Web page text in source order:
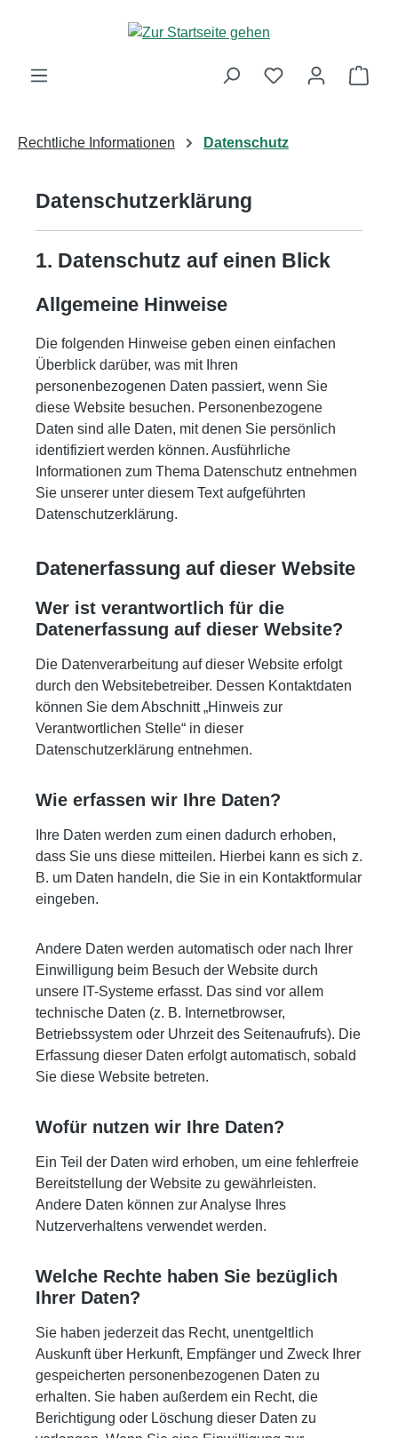
Zum Hauptinhalt springen
Rechtliche Informationen Datenschutz
Datenschutz­erklärung
1. Datenschutz auf einen Blick
Allgemeine Hinweise
Die folgenden Hinweise geben einen einfachen
Überblick darüber, was mit Ihren
personenbezogenen Daten passiert, wenn Sie
diese Website besuchen. Personenbezogene
Daten sind alle Daten, mit denen Sie persönlich
identifiziert werden können. Ausführliche
Informationen zum Thema Datenschutz entnehmen
Sie unserer unter diesem Text aufgeführten
Datenschutzerklärung.
Datenerfassung auf dieser Website
Wer ist verantwortlich für die
Datenerfassung auf dieser Website?
Die Datenverarbeitung auf dieser Website erfolgt
durch den Websitebetreiber. Dessen Kontaktdaten
können Sie dem Abschnitt „Hinweis zur
Verantwortlichen Stelle“ in dieser
Datenschutzerklärung entnehmen.
Wie erfassen wir Ihre Daten?
Ihre Daten werden zum einen dadurch erhoben,
dass Sie uns diese mitteilen. Hierbei kann es sich z.
B. um Daten handeln, die Sie in ein Kontaktformular
eingeben.
Andere Daten werden automatisch oder nach Ihrer
Einwilligung beim Besuch der Website durch
unsere IT-Systeme erfasst. Das sind vor allem
technische Daten (z. B. Internetbrowser,
Betriebssystem oder Uhrzeit des Seitenaufrufs). Die
Erfassung dieser Daten erfolgt automatisch, sobald
Sie diese Website betreten.
Wofür nutzen wir Ihre Daten?
Ein Teil der Daten wird erhoben, um eine fehlerfreie
Bereitstellung der Website zu gewährleisten.
Andere Daten können zur Analyse Ihres
Nutzerverhaltens verwendet werden.
Welche Rechte haben Sie bezüglich
Ihrer Daten?
Sie haben jederzeit das Recht, unentgeltlich
Auskunft über Herkunft, Empfänger und Zweck Ihrer
gespeicherten personenbezogenen Daten zu
erhalten. Sie haben außerdem ein Recht, die
Berichtigung oder Löschung dieser Daten zu